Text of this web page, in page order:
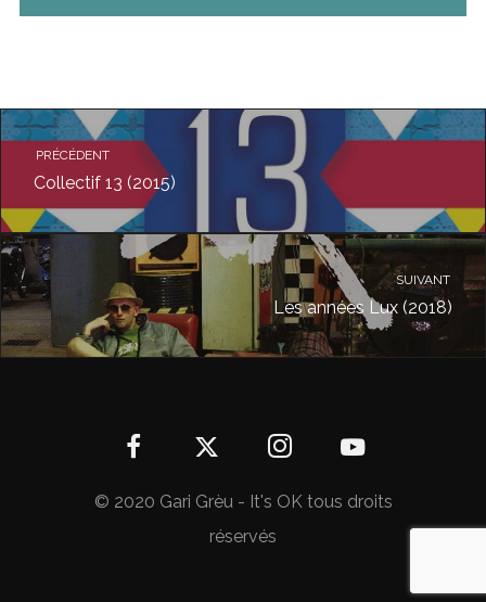
PRÉCÉDENT
Collectif 13 (2015)
SUIVANT
Les années Lux (2018)
© 2020 Gari Grèu - It's OK tous droits
réservés